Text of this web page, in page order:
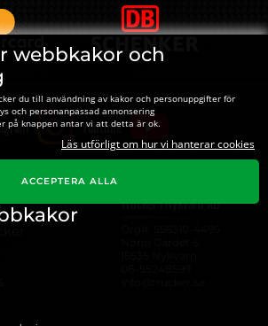
webbkakor och
du till användning av kakor och personuppgifter för
och personanpassad annonsering
på knappen antar vi att detta är ok.
Läs utförligt om hur vi hanterar cookies
ACCEPTERA ALLA
Youtube
Trucker i Nykvarn AB